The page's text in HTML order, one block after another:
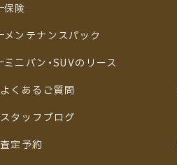
保険
メンテナンスパック
ミニバン・SUVのリース
よくあるご質問
スタッフブログ
査定予約